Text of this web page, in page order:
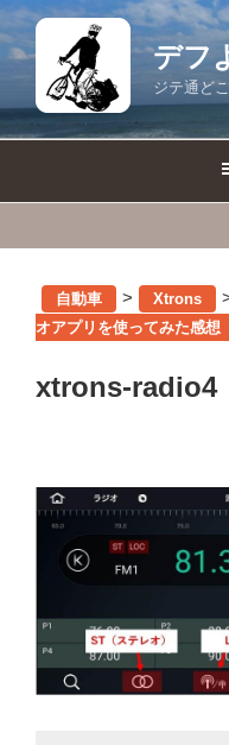
コ
ン
デフ
ジテ通ど
自動車 > Xtrons
オアプリを使ってみた感想
xtrons-radio4